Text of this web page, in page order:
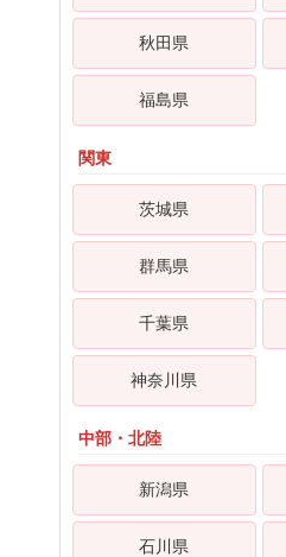
秋田県
福島県
関東
茨城県
群馬県
千葉県
神奈川県
中部・北陸
新潟県
石川県